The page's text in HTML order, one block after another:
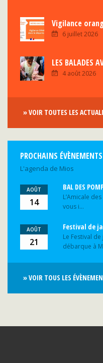
Vigilance
6 juillet 2026
LES BALADES
4 août 2026
» VOIR TOUTES LES
PROCHAINS ÉVÈNEMENTS
L'agenda de Mios
AOÛT
14
BAL DES
L’Amicale
vous i...
AOÛT
21
Festival de
Le Festival
débarque à
» VOIR TOUS LES